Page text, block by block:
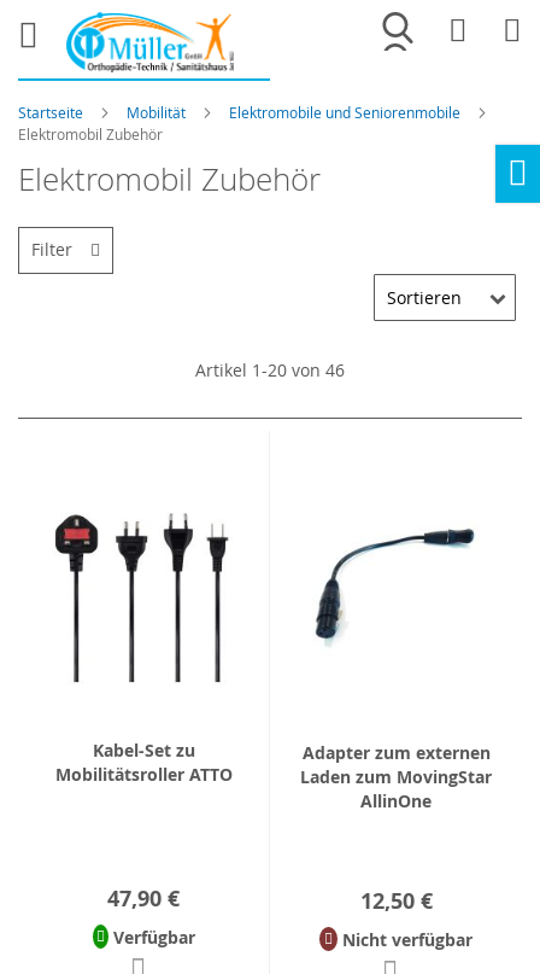
Merkliste
Startseite Mobilität
Elektromobile und Seniorenmobile
Elektromobil Zubehör
Elektromobil Zubehör
Artikel 1-20 von 46
Kabel-Set zu
Mobilitätsroller ATTO
47,90 €
Verfügbar
Adapter zum externen
Laden zum MovingStar
AllinOne
12,50 €
Nicht verfügbar
Filter